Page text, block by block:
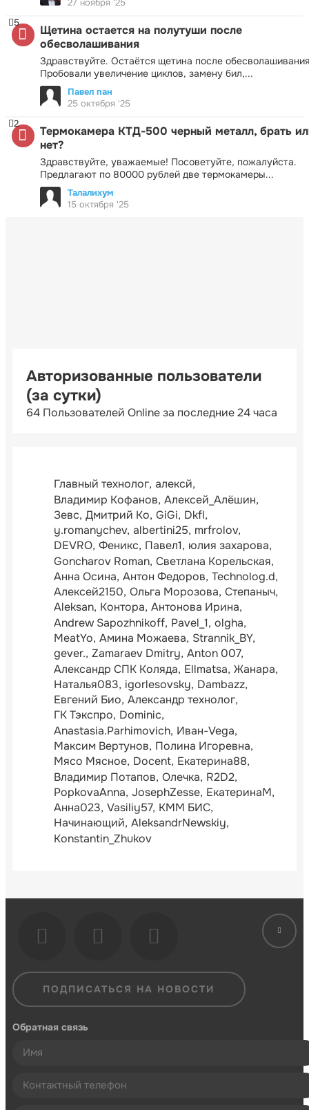
27 ноября '25
Щетина остается на полутуши после
обесволашивания
Здравствуйте. Остаётся щетина после
Пробовали увеличение циклов, замену бил,...
5
Павел пан
25 октября '25
Термокамера КТД-500 черный металл, брать
нет?
Здравствуйте, уважаемые! Посоветуйте, пожалуйста.
Предлагают по 80000 рублей две термокамеры...
2
Талалихум
15 октября '25
Авторизованные пользователи
(за сутки)
64 Пользователей Online за последние 24 часа
Главный технолог алексй
Владимир Кофанов Алексей_Алёшин
Зевс Дмитрий Ко GiGi Dkfl
y.romanychev albertini25 mrfrolov
DEVRO Феникс Павел1 юлия захарова
Goncharov Roman Светлана Корельская
Анна Осина Антон Федоров Technolog.d
Алексей2150 Ольга Морозова Степаныч
Aleksan Контора Антонова Ирина
Andrew Sapozhnikoff Pavel_1 olgha
MeatYo Амина Можаева Strannik_BY
gever. Zamaraev Dmitry Anton 007
Александр СПК Коляда Ellmatsa Жанара
Наталья083 igorlesovsky Dambazz
Евгений Био Александр технолог
ГК Тэкспро Dominic
Anastasia.Parhimovich Иван-Vega
Максим Вертунов Полина Игоревна
Мясо Мясное Docent Екатерина88
Владимир Потапов Олечка R2D2
PopkovaAnna JosephZesse ЕкатеринаМ
Анна023 Vasiliy57 КММ БИС
Начинающий AleksandrNewskiy
Konstantin_Zhukov
ПОДПИСАТЬСЯ НА НОВОСТИ
Обратная связь